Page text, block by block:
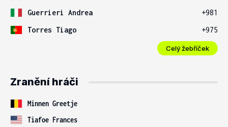
Guerrieri Andrea
+981
Torres Tiago
+975
Celý žebříček
Zranění hráči
Minnen Greetje
Tiafoe Frances